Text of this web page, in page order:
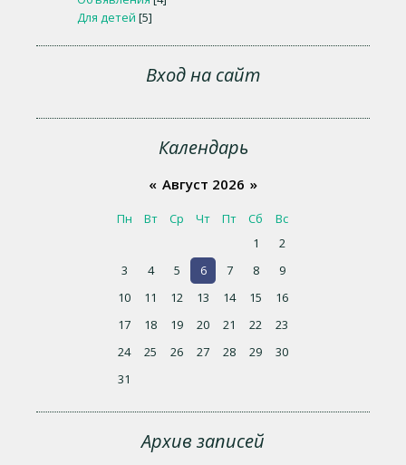
Для детей [5]
Вход на сайт
Календарь
« Август 2026 »
Пн Вт Ср Чт Пт Сб
Вс
1
2
3
4 5 6 7 8
9
10
11 12 13 14 15
16
17
18 19 20 21 22
23
24
25 26 27 28 29
30
31
Архив записей